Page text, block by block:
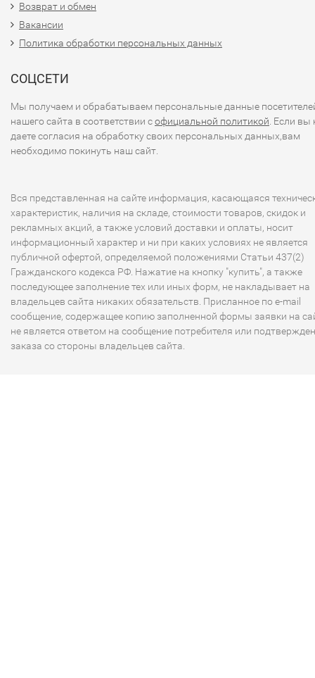
Возврат и обмен
Вакансии
Политика обработки персональных данных
СОЦСЕТИ
Мы получаем и обрабатываем персональные данные
нашего сайта в соответствии софициальной политикой . Если вы
даете согласия на обработку своих персональных данных,вам
необходимо покинуть наш сайт.
Вся представленная на сайте информация, касающаяся
характеристик, наличия на складе, стоимости товаров, скидок и
рекламных акций, а также условий доставки и оплаты, носит
информационный характер и ни при каких условиях не является
публичной офертой, определяемой положениями Статьи 437(2)
Гражданского кодекса РФ. Нажатие на кнопку "купить", а также
последующее заполнение тех или иных форм, не накладывает на
владельцев сайта никаких обязательств. Присланное по e-mail
сообщение, содержащее копию заполненной формы заявки на
не является ответом на сообщение потребителя или
заказа со стороны владельцев сайта.